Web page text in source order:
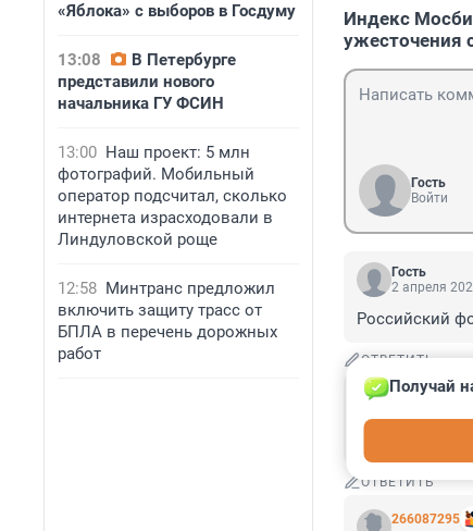
«Яблока» с выборов в Госдуму
13:08
В Петербурге
представили нового
начальника ГУ ФСИН
13:00 Наш проект: 5 млн
фотографий. Мобильный
оператор подсчитал, сколько
интернета израсходовали в
Линдуловской роще
12:58 Минтранс предложил
включить защиту трасс от
БПЛА в перечень дорожных
работ
Индекс
ужесточения
Гость
Войти
Гость
2 апреля
Российский
ОТВЕТИТЬ
Гость
Какая
ОТВЕТИТЬ
266087295
Получай